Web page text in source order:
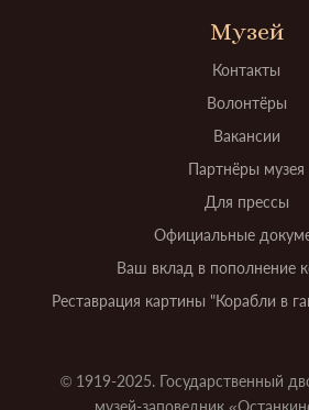
Музей
Контакты
Волонтёры
Вакансии
Партнёры музея
Для прессы
Официальные
Ваш вклад в пополнение
Реставрация картины "Корабли в
© 1919-2025. Государственный